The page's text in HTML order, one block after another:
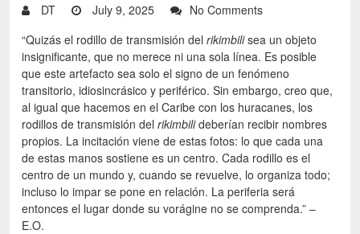
DT July 9, 2025
No Comments
“Quizás el rodillo de transmisión del rikimbilisea un objeto
insignificante, que no merece ni una sola línea. Es posible
que este artefacto sea solo el signo de un fenómeno
transitorio, idiosincrásico y periférico. Sin embargo, creo que,
al igual que hacemos en el Caribe con los huracanes, los
rodillos de transmisión del rikimbilideberían recibir nombres
propios. La incitación viene de estas fotos: lo que cada una
de estas manos sostiene es un centro. Cada rodillo es el
centro de un mundo y, cuando se revuelve, lo organiza todo;
incluso lo impar se pone en relación. La periferia será
entonces el lugar donde su vorágine no se comprenda.” –
E.O.